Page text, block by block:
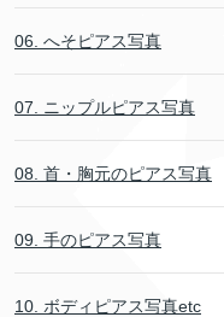
06. へそピアス写真
07. ニップルピアス写真
08. 首・胸元のピアス写真
09. 手のピアス写真
10. ボディピアス写真etc